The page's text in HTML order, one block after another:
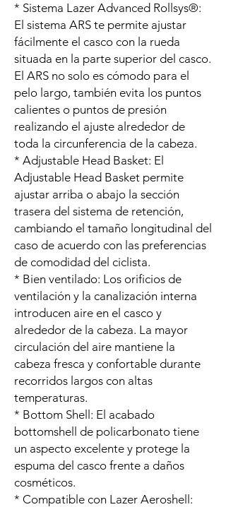
* Sistema Lazer Advanced Rollsys®:
El sistema ARS te permite ajustar
fácilmente el casco con la rueda
situada en la parte superior del casco.
El ARS no solo es cómodo para el
pelo largo, también evita los puntos
calientes o puntos de presión
realizando el ajuste alrededor de
toda la circunferencia de la cabeza.
* Adjustable Head Basket: El
Adjustable Head Basket permite
ajustar arriba o abajo la sección
trasera del sistema de retención,
cambiando el tamaño longitudinal del
caso de acuerdo con las preferencias
de comodidad del ciclista.
* Bien ventilado: Los orificios de
ventilación y la canalización interna
introducen aire en el casco y
alrededor de la cabeza. La mayor
circulación del aire mantiene la
cabeza fresca y confortable durante
recorridos largos con altas
temperaturas.
* Bottom Shell: El acabado
bottomshell de policarbonato tiene
un aspecto excelente y protege la
espuma del casco frente a daños
cosméticos.
* Compatible con Lazer Aeroshell: